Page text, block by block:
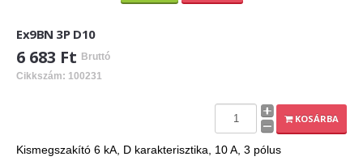
Ex9BN 3P D10
6 683 Ft Bruttó
Cikkszám: 100231
KOSÁRBA
Kismegszakító 6 kA, D karakterisztika, 10 A, 3 pólus